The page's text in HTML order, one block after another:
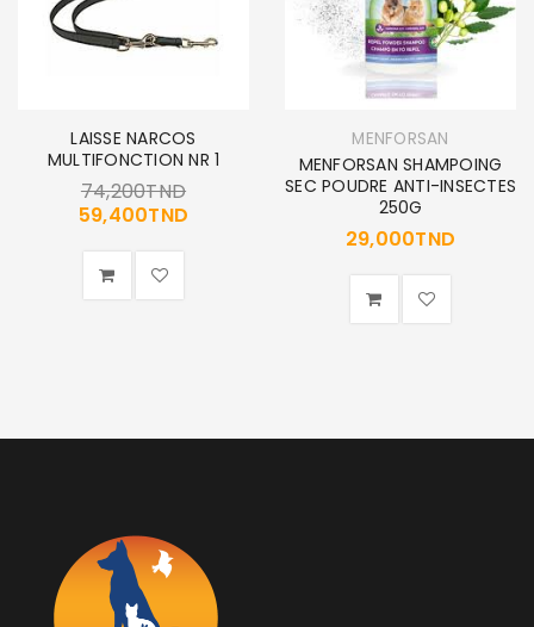
LAISSE NARCOS
MULTIFONCTION NR 1
74,200TND
59,400TND
MENFORSAN
MENFORSAN SHAMPOING
SEC POUDRE ANTI-INSECTES
250G
29,000TND